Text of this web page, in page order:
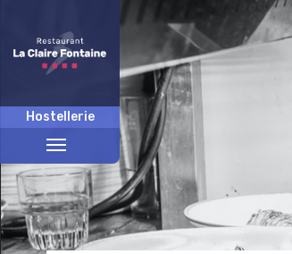
Hostellerie
Menü
umschalten